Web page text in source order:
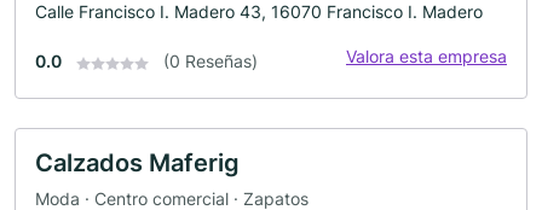
Calle Francisco I. Madero 43, 16070 Francisco I. Madero
0.0 (0 Reseñas) Valora esta empresa
Calzados Maferig
Moda · Centro comercial · Zapatos